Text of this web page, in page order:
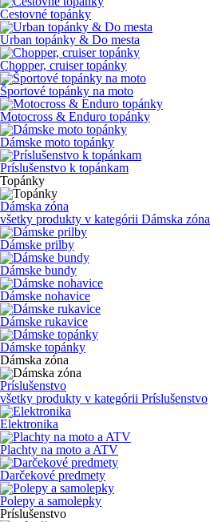
Cestovné topánky
Urban topánky & Do mesta
Chopper, cruiser topánky
Športové topánky na moto
Motocross & Enduro topánky
Dámske moto topánky
Príslušenstvo k topánkam
Topánky
Dámska zóna
všetky produkty v kategórii Dámska zóna
Dámske prilby
Dámske bundy
Dámske nohavice
Dámske rukavice
Dámske topánky
Dámska zóna
Príslušenstvo
všetky produkty v kategórii Príslušenstvo
Elektronika
Plachty na moto a ATV
Darčekové predmety
Polepy a samolepky
Príslušenstvo